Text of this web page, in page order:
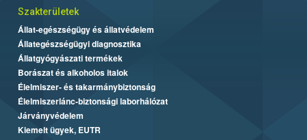
Szakterületek
Állat-egészségügy és állatvédelem
Állategészségügyi diagnosztika
Állatgyógyászati termékek
Borászat és alkoholos italok
Élelmiszer- és takarmánybiztonság
Élelmiszerlánc-biztonsági laborhálózat
Járványvédelem
Kiemelt ügyek, EUTR